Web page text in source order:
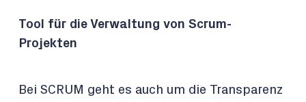
Tool für die Verwaltung von Scrum-
Projekten
Bei SCRUM geht es auch um die Transparenz